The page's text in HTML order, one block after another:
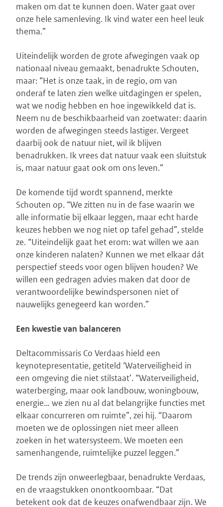
maken om dat te kunnen doen. Water gaat over
onze hele samenleving. Ik vind water een heel leuk
thema.”
Uiteindelijk worden de grote afwegingen vaak op
nationaal niveau gemaakt, benadrukte Schouten,
maar: “Het is onze taak, in de regio, om van
onderaf te laten zien welke uitdagingen er spelen,
wat we nodig hebben en hoe ingewikkeld dat is.
Neem nu de beschikbaarheid van zoetwater: daarin
worden de afwegingen steeds lastiger. Vergeet
daarbij ook de natuur niet, wil ik blijven
benadrukken. Ik vrees dat natuur vaak een sluitstuk
is, maar natuur gaat ook om ons leven.”
De komende tijd wordt spannend, merkte
Schouten op. “We zitten nu in de fase waarin we
alle informatie bij elkaar leggen, maar echt harde
keuzes hebben we nog niet op tafel gehad”, stelde
ze. “Uiteindelijk gaat het erom: wat willen we aan
onze kinderen nalaten? Kunnen we met elkaar dát
perspectief steeds voor ogen blijven houden? We
willen een gedragen advies maken dat door de
verantwoordelijke bewindspersonen niet of
nauwelijks genegeerd kan worden.”
Een kwestie van balanceren
Deltacommissaris Co Verdaas hield een
keynotepresentatie, getiteld ‘Waterveiligheid in
een omgeving die niet stilstaat’. “Waterveiligheid,
waterberging, maar ook landbouw, woningbouw,
energie… we zien nu al dat belangrijke functies met
elkaar concurreren om ruimte”, zei hij. “Daarom
moeten we de oplossingen niet meer alleen
zoeken in het watersysteem. We moeten een
samenhangende, ruimtelijke puzzel leggen.”
De trends zijn onweerlegbaar, benadrukte Verdaas,
en de vraagstukken onontkoombaar. “Dat
betekent ook dat de keuzes onafwendbaar zijn. We